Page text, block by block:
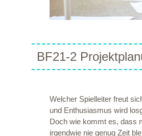
BF21-2
Welcher Spielleiter freut
und Enthusiasmus wird
Doch wie kommt es, dass
irgendwie nie genug Zeit